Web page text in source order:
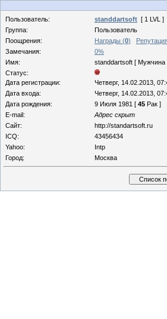
Пользователь:
standdartsoft [ 1 LVL ]
Группа:
Пользователь
Поощрения:
Награды (0)
Замечания:
0%
Имя:
standdartsoft [ Мужчина
Статус:
Дата регистрации:
Четверг, 14.02.2013,
Дата входа:
Четверг, 14.02.2013,
Дата рождения:
9 Июля 1981 [ 45 Рак ]
E-mail:
Адрес скрыт
Сайт:
http://standartsoft.ru
ICQ:
43456434
Yahoo:
Intp
Город:
Москва